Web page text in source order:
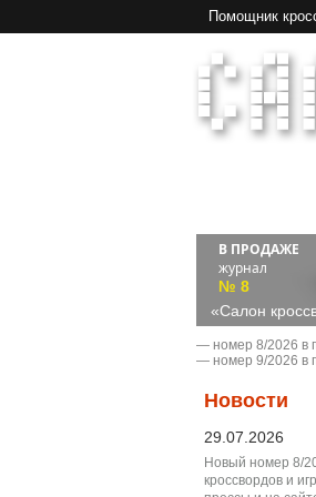
Помощник
В ПРОДАЖЕ
журнал
№ 8
«Салон
― номер 8/2026 в
― номер 9/2026 в
Новости
29.07.2026
Новый номер 8/
кроссвордов и